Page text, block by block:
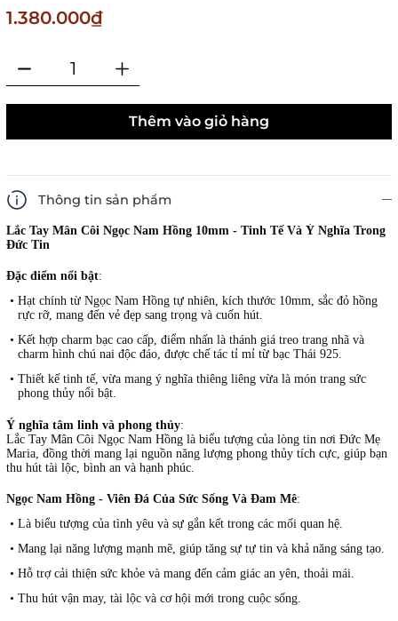
1.380.000₫
Thêm vào giỏ hàng
Thông tin sản phẩm
Lắc Tay Mân Côi Ngọc Nam Hồng 10mm - Tinh Tế Và Ý Nghĩa Trong
Đức Tin
Đặc điểm nổi bật:
• Hạt chính từ Ngọc Nam Hồng tự nhiên, kích thước 10mm, sắc đỏ hồng
rực rỡ, mang đến vẻ đẹp sang trọng và cuốn hút.
• Kết hợp charm bạc cao cấp, điểm nhấn là thánh giá treo trang nhã và
charm hình chú nai độc đáo, được chế tác tỉ mỉ từ bạc Thái 925.
• Thiết kế tinh tế, vừa mang ý nghĩa thiêng liêng vừa là món trang sức
phong thủy nổi bật.
Ý nghĩa tâm linh và phong thủy:
Lắc Tay Mân Côi Ngọc Nam Hồng là biểu tượng của lòng tin nơi Đức Mẹ
Maria, đồng thời mang lại nguồn năng lượng phong thủy tích cực, giúp bạn
thu hút tài lộc, bình an và hạnh phúc.
Ngọc Nam Hồng - Viên Đá Của Sức Sống Và Đam Mê:
• Là biểu tượng của tình yêu và sự gắn kết trong các mối quan hệ.
• Mang lại năng lượng mạnh mẽ, giúp tăng sự tự tin và khả năng sáng tạo.
• Hỗ trợ cải thiện sức khỏe và mang đến cảm giác an yên, thoải mái.
• Thu hút vận may, tài lộc và cơ hội mới trong cuộc sống.